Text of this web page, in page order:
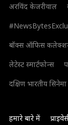
अरविंद केजरीवाल
बॉक्स ऑफिस
लेटेस्ट स्मार्टफोन्स
दक्षिण भारतीय सिनेमा
हमारे बारे में